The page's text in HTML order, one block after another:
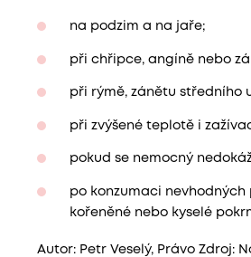
na podzim a na jaře;
při chřipce, angíně nebo
při rýmě, zánětu středního
při zvýšené teplotě i
pokud se nemocný
po konzumaci nevhodných
kořeněné nebo kyselé
Autor: Petr Veselý, Právo Zdroj: